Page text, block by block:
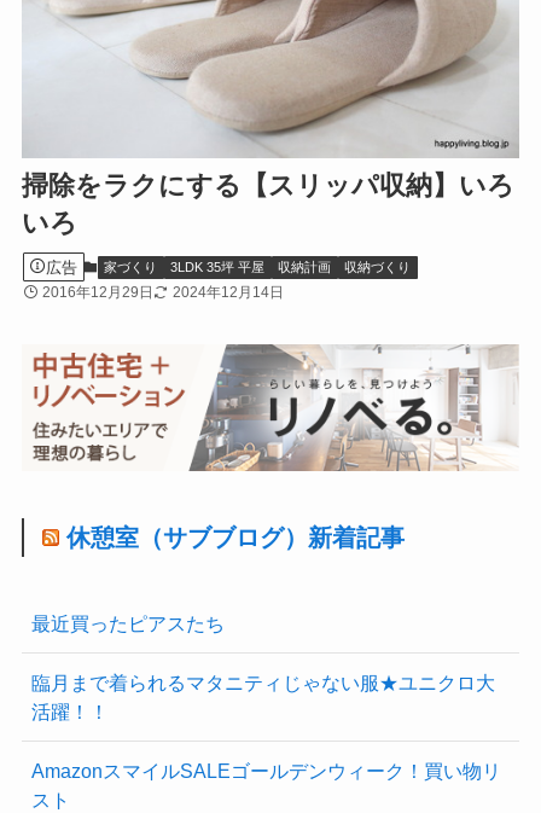
掃除をラクにする【スリッパ収納】いろ
いろ
広告 家づくり 3LDK 35坪 平屋 収納計画 収納づくり
2016年12月29日 2024年12月14日
休憩室（サブブログ）新着記事
最近買ったピアスたち
臨月まで着られるマタニティじゃない服★ユニクロ大
活躍！！
AmazonスマイルSALEゴールデンウィーク！買い物リ
スト